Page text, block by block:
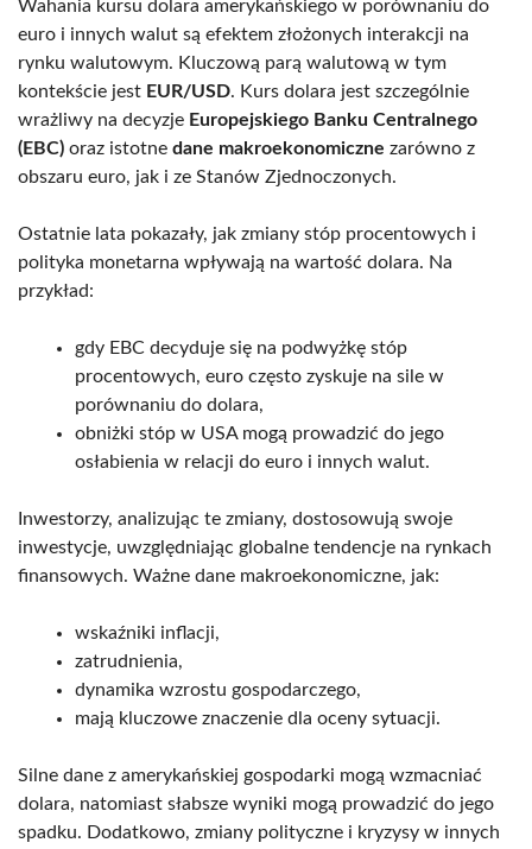
Wahania kursu dolara amerykańskiego w porównaniu do
euro i innych walut są efektem złożonych interakcji na
rynku walutowym. Kluczową parą walutową w tym
kontekście jest EUR/USD. Kurs dolara jest szczególnie
wrażliwy na decyzje Europejskiego Banku Centralnego
(EBC) oraz istotne dane makroekonomiczne zarówno z
obszaru euro, jak i ze Stanów Zjednoczonych.
Ostatnie lata pokazały, jak zmiany stóp procentowych i
polityka monetarna wpływają na wartość dolara. Na
przykład:
gdy EBC decyduje się na podwyżkę stóp
procentowych, euro często zyskuje na sile w
porównaniu do dolara,
obniżki stóp w USA mogą prowadzić do jego
osłabienia w relacji do euro i innych walut.
Inwestorzy, analizując te zmiany, dostosowują swoje
inwestycje, uwzględniając globalne tendencje na rynkach
finansowych. Ważne dane makroekonomiczne, jak:
wskaźniki inflacji,
zatrudnienia,
dynamika wzrostu gospodarczego,
mają kluczowe znaczenie dla oceny sytuacji.
Silne dane z amerykańskiej gospodarki mogą wzmacniać
dolara, natomiast słabsze wyniki mogą prowadzić do jego
spadku. Dodatkowo, zmiany polityczne i kryzysy w innych